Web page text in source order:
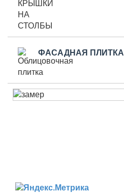
ФАСАДНАЯ ПЛИТКА